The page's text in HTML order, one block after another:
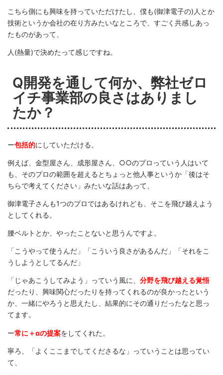
こちら側にも興味を持っていただけたし、僕も(御津電子の)人とか
技術というか会社の在り方みたいなところで、すごく共感しあっ
たものがあって、
人(熱量)で決めたって感じですね。
Q開発を通して何か、弊社ゼロ
イチ事業部の良さはありまし
たか？
ー包括的にしていただける。
例えば、金型屋さん、成形屋さん、○○のプロっていう人はいて
も、そのプロの範囲を超えるとちょっと他人事というか「後はそ
ちらで考えてください」みたいな話はあって、
御津電子さんも1つのプロではあるけれども、そこを飛び越えよう
としてくれる。
腰ベルトとか、やったことないと思うんですよ。
「こうやって使うんだ」「こういう良さがあるんだ」「それをこ
うしようとしてるんだ」
「じゃあこうしてみよう」っていう風に、 分野を飛び越える覚悟
だったり、興味関心だったりを持ってくれるのが良かったという
か、一緒にやろうと思えたし、結果的にその通りだったなと思っ
てます。
ー常に＋αの提案をしてくれた。
寧ろ、「よくここまでしてくださるな」っていうことは思ってい
て、